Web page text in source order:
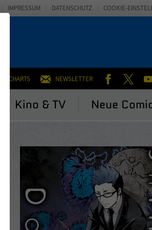
CHARTS NEWSLETTER FACEBOOK
Kino & TV Neue
IMPRESSUM DATENSCHUTZ COOKIE-